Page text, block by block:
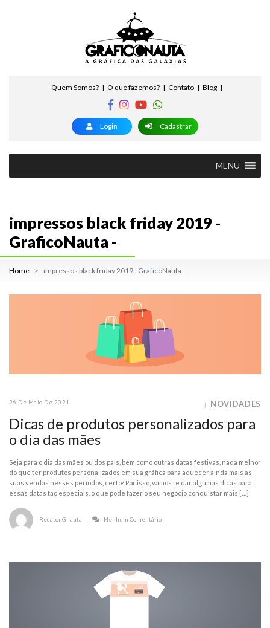
Quem Somos? O que fazemos? Contato Blog
Login Cadastrar
MENU
impressos black friday 2019 -
GraficoNauta -
Home impressos black friday 2019 - GraficoNauta -
26 De Maio De 2021 NOVIDADES
Dicas de produtos personalizados para
o dia das mães
Seja para o dia das mães ou dos pais, bem como outras datas festivas, nada melhor
do que ter produtos personalizados em sua gráfica para aquecer ainda mais as
suas vendas nesses períodos, certo? Por isso, vamos te dar algumas dicas para
essas datas tão especiais, o que pode fazer o seu negócio conquistar mais […]
Redator Gnauta Nenhum Comentário